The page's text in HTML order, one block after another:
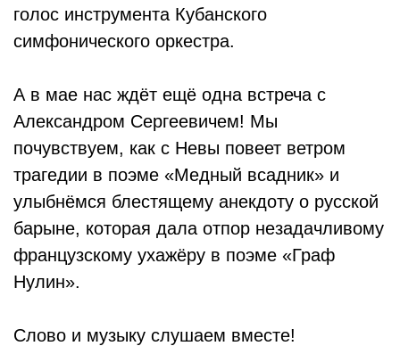
голос инструмента Кубанского
симфонического оркестра.
А в мае нас ждёт ещё одна встреча с
Александром Сергеевичем! Мы
почувствуем, как с Невы повеет ветром
трагедии в поэме «Медный всадник» и
улыбнёмся блестящему анекдоту о русской
барыне, которая дала отпор незадачливому
французскому ухажёру в поэме «Граф
Нулин».
Слово и музыку слушаем вместе!